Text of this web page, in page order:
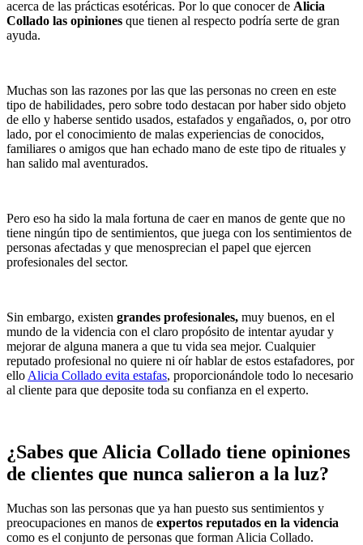
acerca de las prácticas esotéricas. Por lo que conocer de Alicia
Collado las opiniones que tienen al respecto podría serte de gran
ayuda.
Muchas son las razones por las que las personas no creen en este
tipo de habilidades, pero sobre todo destacan por haber sido objeto
de ello y haberse sentido usados, estafados y engañados, o, por otro
lado, por el conocimiento de malas experiencias de conocidos,
familiares o amigos que han echado mano de este tipo de rituales y
han salido mal aventurados.
Pero eso ha sido la mala fortuna de caer en manos de gente que no
tiene ningún tipo de sentimientos, que juega con los sentimientos de
personas afectadas y que menosprecian el papel que ejercen
profesionales del sector.
Sin embargo, existen grandes profesionales, muy buenos, en el
mundo de la videncia con el claro propósito de intentar ayudar y
mejorar de alguna manera a que tu vida sea mejor. Cualquier
reputado profesional no quiere ni oír hablar de estos estafadores, por
ello Alicia Collado evita estafas, proporcionándole todo lo necesario
al cliente para que deposite toda su confianza en el experto.
¿Sabes que Alicia Collado tiene opiniones
de clientes que nunca salieron a la luz?
Muchas son las personas que ya han puesto sus sentimientos y
preocupaciones en manos de expertos reputados en la videncia
como es el conjunto de personas que forman Alicia Collado.